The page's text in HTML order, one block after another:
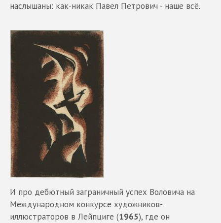
наслышаны: как-никак Павел Петрович - наше всё.
И про дебютный заграничный успех Воловича на
Международном конкурсе художников-
иллюстраторов в Лейпциге (1965), где он